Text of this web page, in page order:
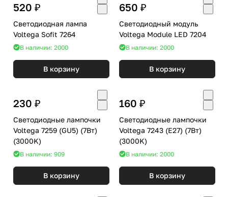
520 ₽
Светодиодная лампа
Voltega Sofit 7264
В наличии: 2000
В корзину
650 ₽
Светодиодный модуль
Voltega Module LED 7204
В наличии: 2000
В корзину
230 ₽
Светодиодные лампочки
Voltega 7259 (GU5) (7Вт)
(3000K)
В наличии: 909
В корзину
160 ₽
Светодиодные лампочки
Voltega 7243 (E27) (7Вт)
(3000K)
В наличии: 2000
В корзину